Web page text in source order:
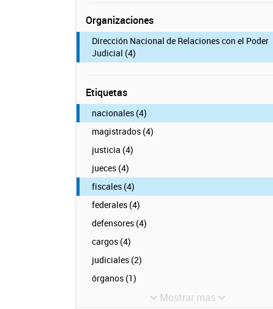
Organizaciones
Dirección Nacional de Relaciones con el Poder
Judicial (4)
Etiquetas
nacionales (4)
magistrados (4)
justicia (4)
jueces (4)
fiscales (4)
federales (4)
defensores (4)
cargos (4)
judiciales (2)
órganos (1)
Mostrar mas